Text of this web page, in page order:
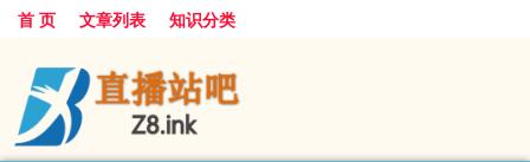
首 页 文章列表 知识分类